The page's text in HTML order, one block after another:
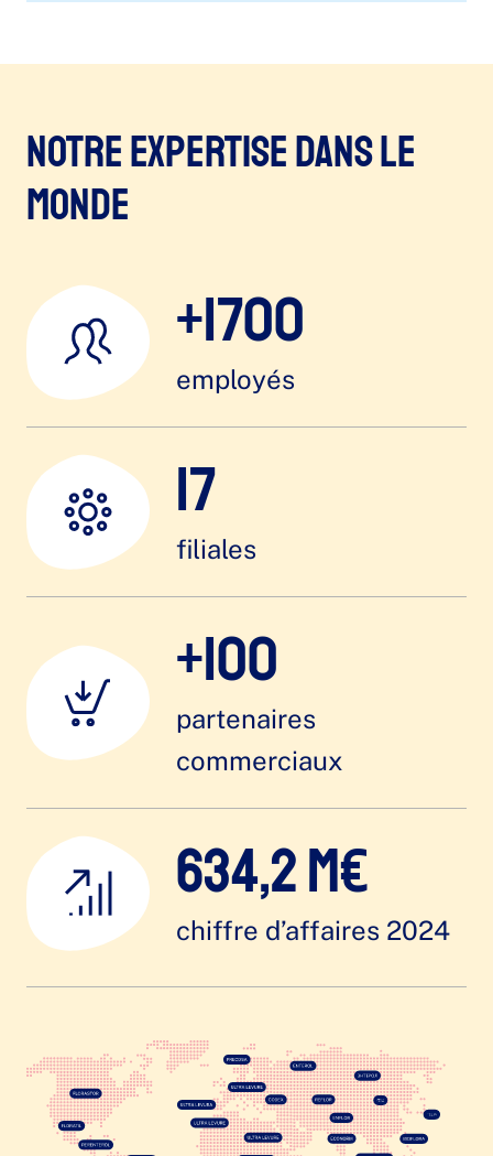
Notre expertise dans le
monde
+1700
employés
17
filiales
+100
partenaires
commerciaux
634,2 M€
chiffre d’affaires 2024